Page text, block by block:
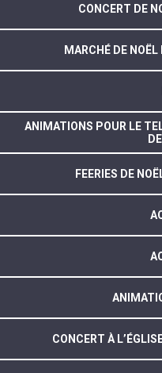
CONCERT DE
MARCHÉ DE
ANIMATIONS POUR LE
FEERIES DE
CONCERT À